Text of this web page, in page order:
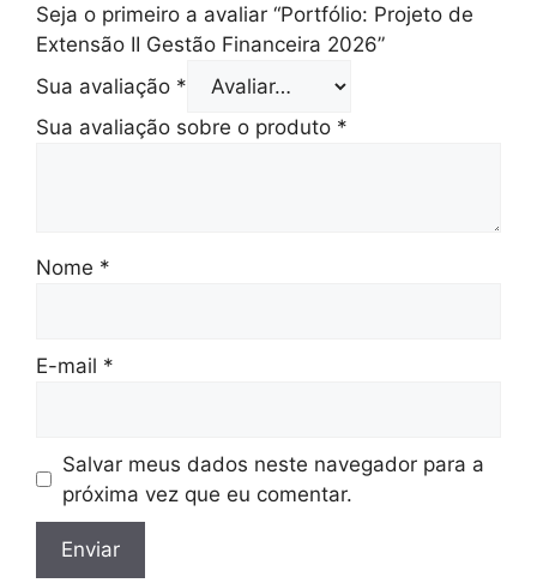
Seja o primeiro a avaliar “Portfólio: Projeto de
Extensão II Gestão Financeira 2026”
Sua avaliação *
Sua avaliação sobre o produto *
Nome *
E-mail *
Salvar meus dados neste navegador para a
próxima vez que eu comentar.